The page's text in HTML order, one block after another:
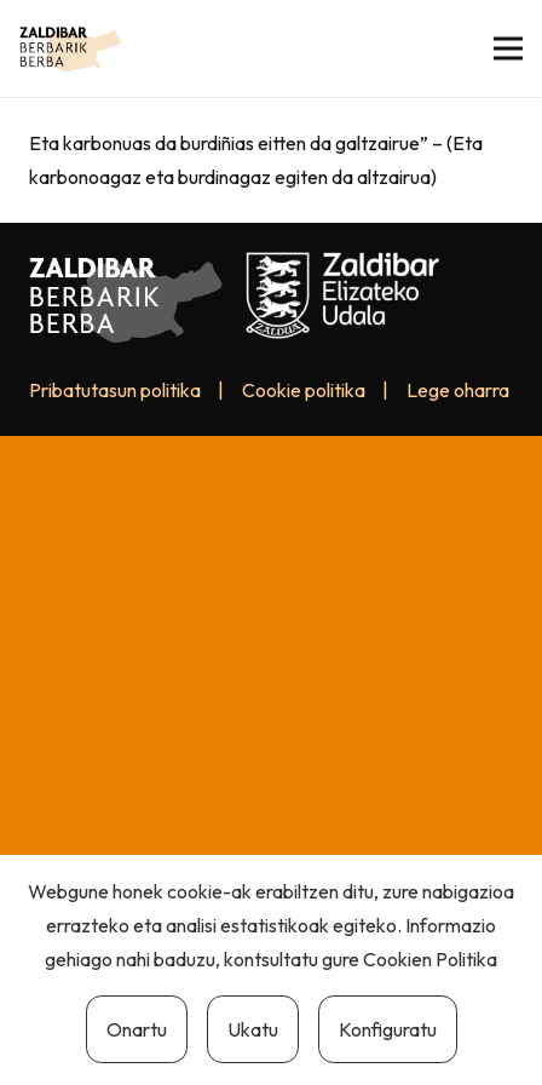
Eta karbonuas da burdiñias eitten da galtzairue” – (Eta
karbonoagaz eta burdinagaz egiten da altzairua)
Pribatutasun politika Cookie politika Lege oharra
Webgune honek cookie-ak erabiltzen ditu, zure nabigazioa
errazteko eta analisi estatistikoak egiteko. Informazio
gehiago nahi baduzu, kontsultatu gureCookien Politika
Onartu Ukatu Konfiguratu